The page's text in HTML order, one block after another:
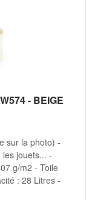
- BEIGE
sur la photo) -
jouets... -
g/m2 - Toile
: 28 Litres -